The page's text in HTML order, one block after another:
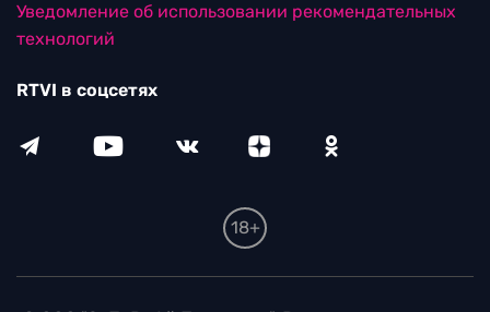
Уведомление об использовании рекомендательных
технологий
RTVI в соцсетях
18+